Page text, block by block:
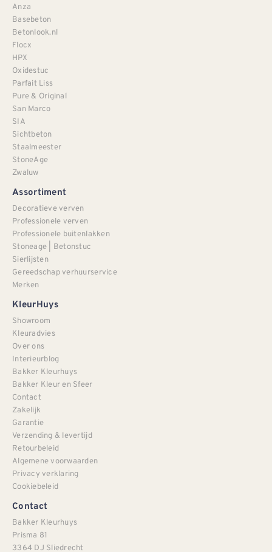
Anza
Basebeton
Betonlook.nl
Flocx
HPX
Oxidestuc
Parfait Liss
Pure & Original
San Marco
SIA
Sichtbeton
Staalmeester
StoneAge
Zwaluw
Assortiment
Decoratieve verven
Professionele verven
Professionele buitenlakken
Stoneage | Betonstuc
Sierlijsten
Gereedschap verhuurservice
Merken
KleurHuys
Showroom
Kleuradvies
Over ons
Interieurblog
Bakker Kleurhuys
Bakker Kleur en Sfeer
Contact
Zakelijk
Garantie
Verzending & levertijd
Retourbeleid
Algemene voorwaarden
Privacy verklaring
Cookiebeleid
Contact
Bakker Kleurhuys
Prisma 81
3364 DJ Sliedrecht